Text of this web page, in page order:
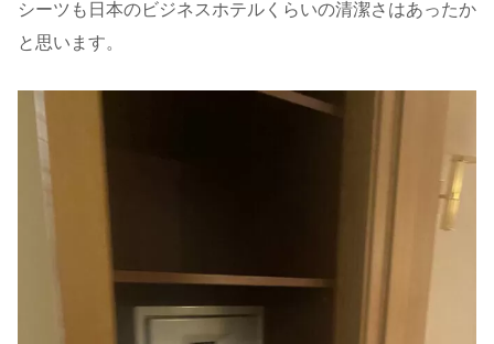
シーツも日本のビジネスホテルくらいの清潔さはあったか
と思います。